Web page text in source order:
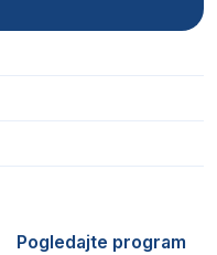
Pogledajte program